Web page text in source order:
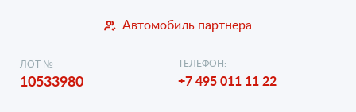
Автомобиль партнера
ЛОТ №
10533980
ТЕЛЕФОН:
+7 495 011 11 22